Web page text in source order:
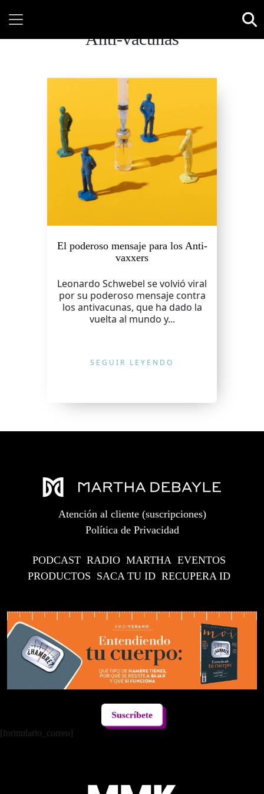
Anti-vacunas
El poderoso mensaje para los Anti-
vaxxers
Leonardo Schwebel se volvió viral
por su poderoso mensaje contra
los antivacunas, que ha dado la
vuelta al mundo y...
SEGUIR LEYENDO
Atención al cliente (suscripciones)
Política de Privacidad
PODCAST RADIO MARTHA EVENTOS
PRODUCTOS SACA TU ID RECUPERA ID
Suscríbete
[formulario_correo]